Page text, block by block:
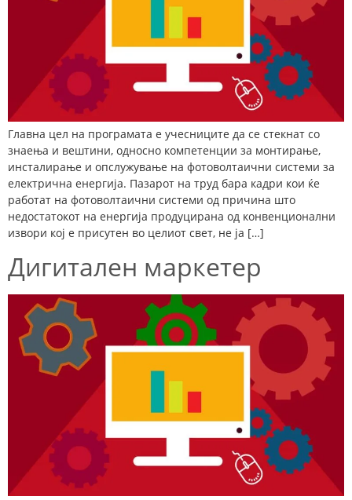
Главна цел на програмата е учесниците да се стекнат со
знаења и вештини, односно компетенции за монтирање,
инсталирање и опслужување на фотоволтаични системи за
електрична енергија. Пазарот на труд бара кадри кои ќе
работат на фотоволтаични системи од причина што
недостатокот на енергија продуцирана од конвенционални
извори кој е присутен во целиот свет, не ја […]
Дигитален маркетер